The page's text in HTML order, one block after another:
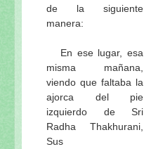
de la siguiente
manera:
En ese lugar, esa
misma mañana,
viendo que faltaba la
ajorca del pie
izquierdo de Sri
Radha Thakhurani,
Sus